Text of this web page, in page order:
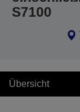
S7100
Übersicht